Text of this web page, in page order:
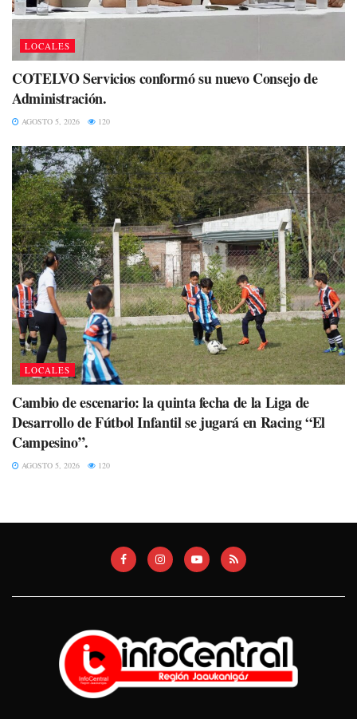
LOCALES
COTELVO Servicios conformó su nuevo Consejo de
Administración.
AGOSTO 5, 2026 120
LOCALES
Cambio de escenario: la quinta fecha de la Liga de
Desarrollo de Fútbol Infantil se jugará en Racing “El
Campesino”.
AGOSTO 5, 2026 120